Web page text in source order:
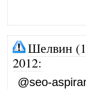
Шелвин
2012:
@seo-